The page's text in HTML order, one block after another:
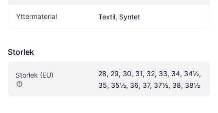
Yttermaterial Textil, Syntet
Storlek
Storlek (EU)
28, 29, 30, 31, 32, 33, 34, 34½,
35, 35½, 36, 37, 37½, 38, 38½